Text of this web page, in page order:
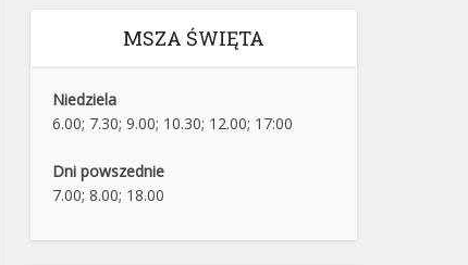
MSZA ŚWIĘTA
Niedziela
6.00; 7.30; 9.00; 10.30; 12.00; 17:00
Dni powszednie
7.00; 8.00; 18.00